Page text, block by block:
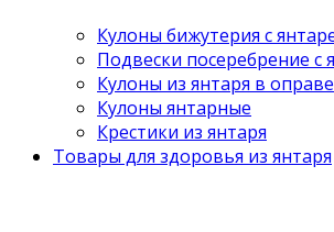
Кулоны бижутерия с
Подвески посеребрение с
Кулоны из янтаря в
Кулоны янтарные
Крестики из янтаря
Товары для здоровья из янтаря